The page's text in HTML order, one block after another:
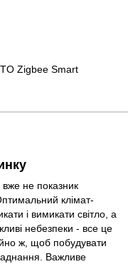
Zigbee Smart
не показник
клімат-
і вимикати світло, а
небезпеки - все це
ж, щоб побудувати
Важливе